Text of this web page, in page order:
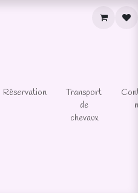
Réservation
Transport
de
chevaux